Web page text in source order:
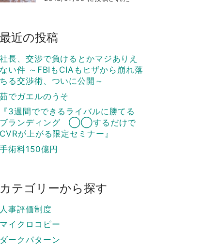
最近の投稿
社長、交渉で負けるとかマジありえ
ない件 ～FBIもCIAもヒザから崩れ落
ちる交渉術、ついに公開～
茹でガエルのうそ
『3週間でできるライバルに勝てる
ブランディング ◯◯するだけで
CVRが上がる限定セミナー』
手術料150億円
カテゴリーから探す
人事評価制度
マイクロコピー
ダークパターン